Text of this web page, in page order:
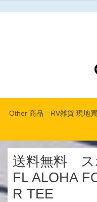
Other 商品 RV雑貨 現地
送料無料
FL ALOHA
R TEE